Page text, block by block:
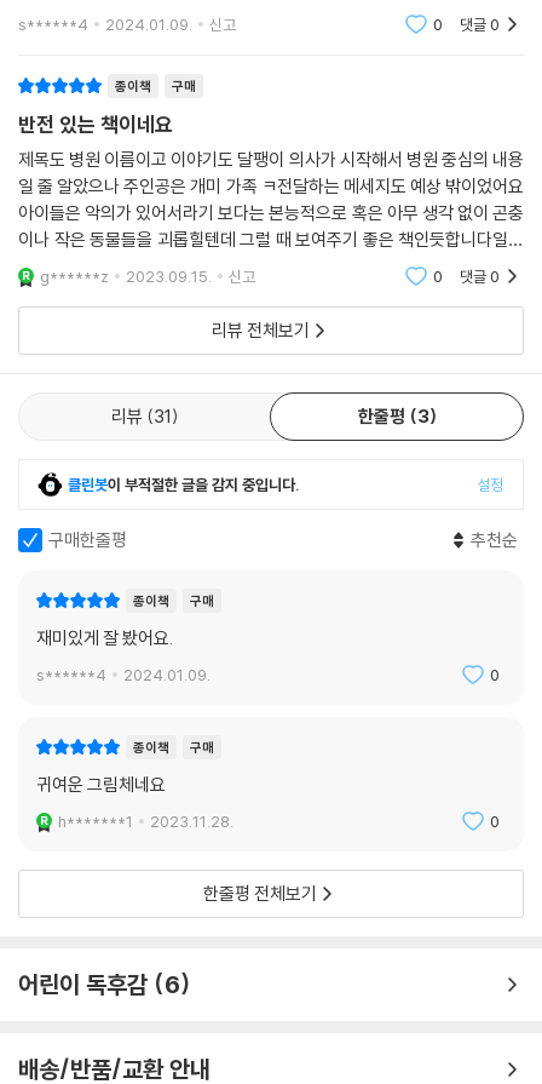
상대의 입장이 되어보는 것만큼 상대를 이해하기 쉬운 방법은 없어요. 상
이 책은 작은 생명체를 소중히 대해야 한다는 메시지를 넘어 모든 관계에
서 상대를 어떻게 대해야 하는지, 관계에서 가장 중요하지만 우리가 종종
잊는 점을 일깨워주고 있어요. 상대가-그것이 개미이더라도- 나와 같이
가족이 있고 나와 같은 감정을 느낀다는 것을 깨닫는 것, 상대의 입장이 되
어 생각해보는 것. 이 책은 그러한 마음을 배우고 깨닫는 첫걸음이 될 수 있
을 거예요.
다는 교훈적인 내용이어서 참 좋았던 것 같아요. 아이도 재미있었는지 다
s******4 2024.01.09. 신고 0 댓글0
종이책 구매
반전 있는 책이네요
제목도 병원 이름이고 이야기도 달팽이 의사가 시작해서 병원 중심의 내용
일 줄 알았으나 주인공은 개미 가족 ㅋ전달하는 메세지도 예상 밖이었어요
아이들은 악의가 있어서라기 보다는 본능적으로 혹은 아무 생각 없이 곤충
이나 작은 동물들을 괴롭힐텐데 그럴 때 보여주기 좋은 책인듯합니다일러
스트도 사랑스러워요 첫 페이지에 마을 지도부터 한 곳 한 곳 디테일이 살
아있고중간 쯤에
g******z 2023.09.15. 신고 0 댓글0
리뷰 전체보기
리뷰 31 한줄평 3
클린봇이 부적절한 글을 감지 중입니다. 설정
구매한줄평 추천순
종이책 구매
재미있게 잘 봤어요.
s******4 2024.01.09. 0
종이책 구매
귀여운 그림체네요
h*******1 2023.11.28. 0
한줄평 전체보기
어린이 독후감 6
배송/반품/교환 안내